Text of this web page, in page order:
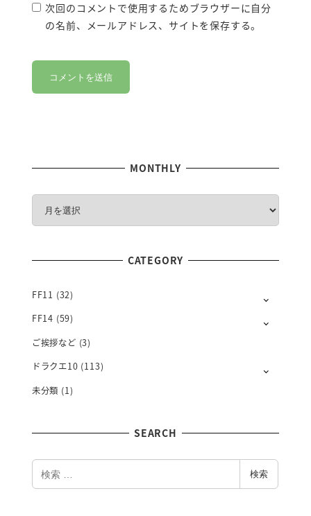
次回のコメントで使用するためブラウザーに自分
の名前、メールアドレス、サイトを保存する。
MONTHLY
H
Y
CATEGORY
FF11 (32)
FF14 (59)
ご挨拶など (3)
ドラクエ10 (113)
未分類 (1)
SEARCH
検
検索